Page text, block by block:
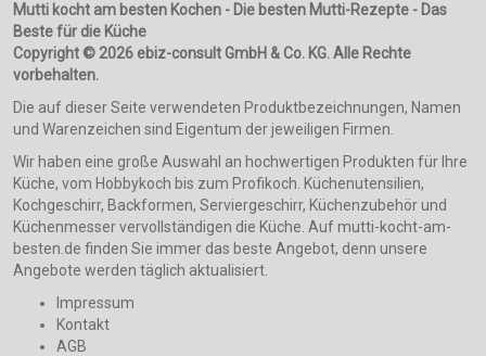
Mutti kocht am besten Kochen - Die besten Mutti-Rezepte - Das
Beste für die Küche
Copyright © 2026 ebiz-consult GmbH & Co. KG. Alle Rechte
vorbehalten.
Die auf dieser Seite verwendeten Produktbezeichnungen, Namen
und Warenzeichen sind Eigentum der jeweiligen Firmen.
Wir haben eine große Auswahl an hochwertigen Produkten für Ihre
Küche, vom Hobbykoch bis zum Profikoch. Küchenutensilien,
Kochgeschirr, Backformen, Serviergeschirr, Küchenzubehör und
Küchenmesser vervollständigen die Küche. Auf mutti-kocht-am-
besten.de finden Sie immer das beste Angebot, denn unsere
Angebote werden täglich aktualisiert.
Impressum
Kontakt
AGB